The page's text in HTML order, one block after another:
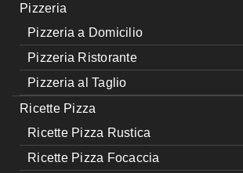
Pizzeria
Pizzeria a Domicilio
Pizzeria Ristorante
Pizzeria al Taglio
Ricette Pizza
Ricette Pizza Rustica
Ricette Pizza Focaccia